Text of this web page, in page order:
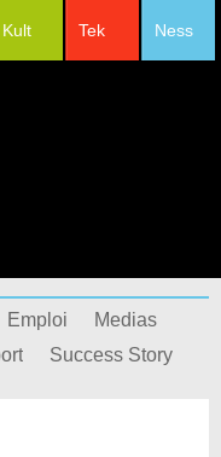
Ness
Tek
Kult
Emploi
Medias
Success Story